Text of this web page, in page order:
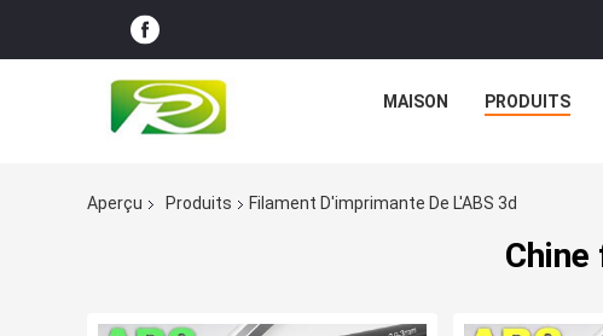
MAISON PRODUITS
Aperçu Produits Filament D'imprimante De L'ABS 3d